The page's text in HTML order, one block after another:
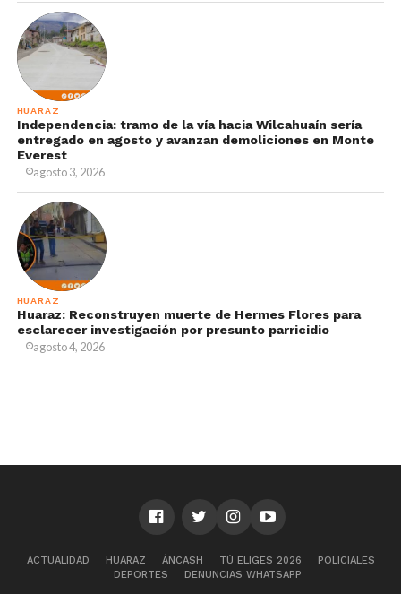
HUARAZ
Independencia: tramo de la vía hacia Wilcahuaín sería
entregado en agosto y avanzan demoliciones en Monte
Everest
agosto 3, 2026
HUARAZ
Huaraz: Reconstruyen muerte de Hermes Flores para
esclarecer investigación por presunto parricidio
agosto 4, 2026
ACTUALIDAD HUARAZ ÁNCASH TÚ ELIGES 2026
POLICIALES
DEPORTES
DENUNCIAS WHATSAPP